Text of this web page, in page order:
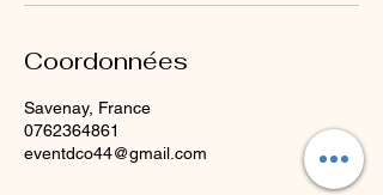
Coordonnées
Savenay, France
0762364861
eventdco44@gmail.com